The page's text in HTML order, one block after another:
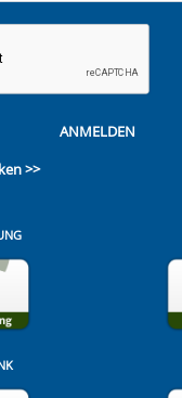
ANMELDEN
>>